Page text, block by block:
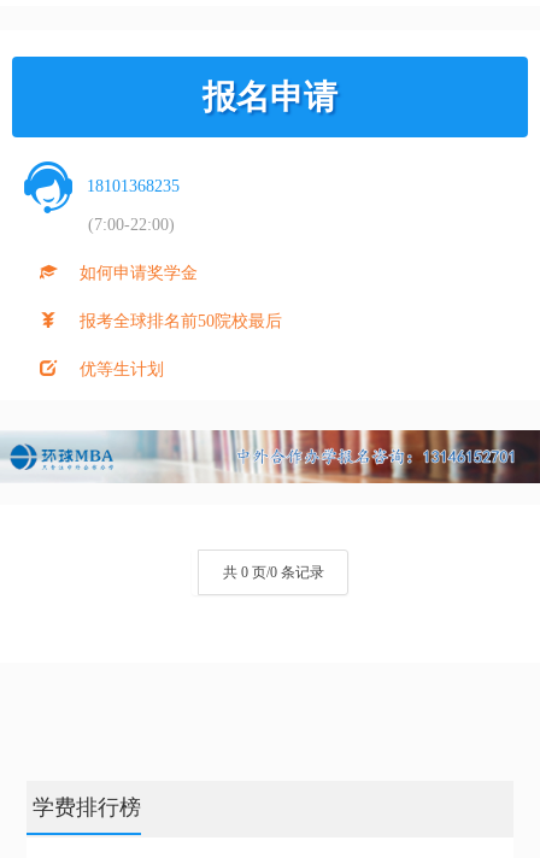
报名申请
18101368235
(7:00-22:00)
如何申请奖学金
报考全球排名前50院校最后
优等生计划
共 0 页/0 条记录
学费排行榜